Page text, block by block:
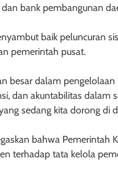
bank pembangunan
baik peluncuran
pemerintah pusat.
besar dalam
dan akuntabilitas dalam
sedang kita dorong di
bahwa Pemerintah
terhadap tata kelola